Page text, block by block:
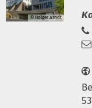
© Holger Arndt